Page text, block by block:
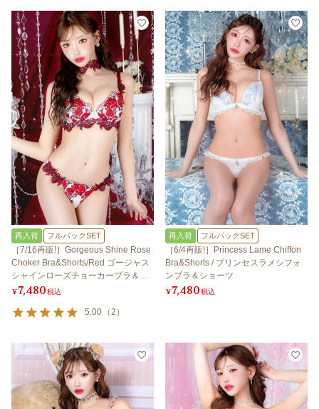
再入荷 フルバックSET
［7/16再販!］Gorgeous Shine Rose
Choker Bra&Shorts/Red ゴージャス
シャインローズチョーカーブラ＆シ
ョーツ/レッド
¥7,480税込
5.00 （2 ）
再入荷 フルバックSET
［6/4再販!］Princess Lame Chiffon
Bra&Shorts / プリンセスラメシフォ
ンブラ＆ショーツ
¥7,480税込